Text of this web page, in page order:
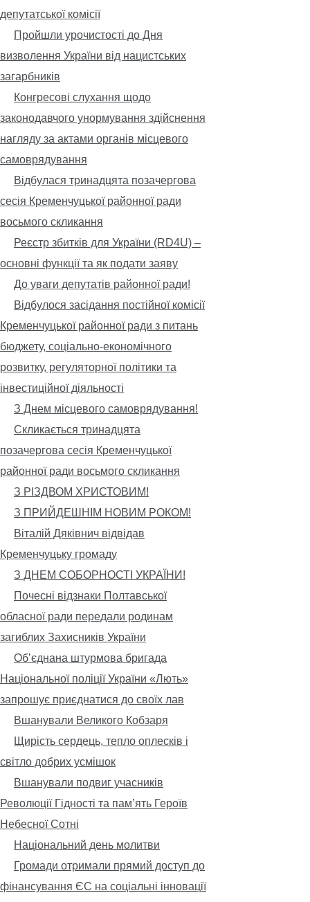
депутатської комісії
Пройшли урочистості до Дня
визволення України від нацистських
загарбників
Конгресові слухання щодо
законодавчого унормування здійснення
нагляду за актами органів місцевого
самоврядування
Відбулася тринадцята позачергова
сесія Кременчуцької районної ради
восьмого скликання
Реєстр збитків для України (RD4U) –
основні функції та як подати заяву
До уваги депутатів районної ради!
Відбулося засідання постійної комісії
Кременчуцької районної ради з питань
бюджету, соціально-економічного
розвитку, регуляторної політики та
інвестиційної діяльності
З Днем місцевого самоврядування!
Скликається тринадцята
позачергова сесія Кременчуцької
районної ради восьмого скликання
З РІЗДВОМ ХРИСТОВИМ!
З ПРИЙДЕШНІМ НОВИМ РОКОМ!
Віталій Дяківнич відвідав
Кременчуцьку громаду
З ДНЕМ СОБОРНОСТІ УКРАЇНИ!
Почесні відзнаки Полтавської
обласної ради передали родинам
загиблих Захисників України
Обʼєднана штурмова бригада
Національної поліції України «Лють»
запрошує приєднатися до своїх лав
Вшанували Великого Кобзаря
Щирість сердець, тепло оплесків і
світло добрих усмішок
Вшанували подвиг учасників
Революції Гідності та пам’ять Героїв
Небесної Сотні
Національний день молитви
Громади отримали прямий доступ до
фінансування ЄС на соціальні інновації